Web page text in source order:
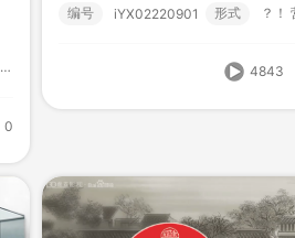
HBlxr天津电缆总厂
营销短视频; 初级款;
0
编号 iYX02220901 形式
4843